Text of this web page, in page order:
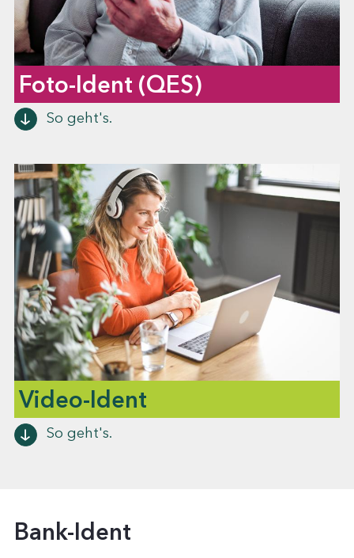
Foto-Ident (QES)
So geht's.
Video-Ident
So geht's.
Bank-Ident